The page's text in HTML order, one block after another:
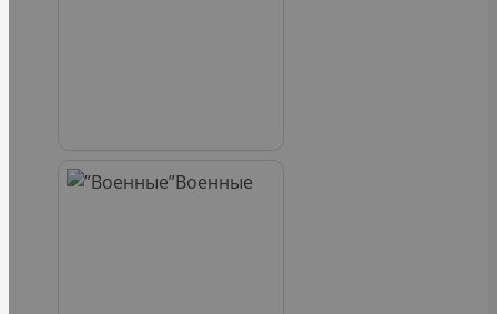
Военные